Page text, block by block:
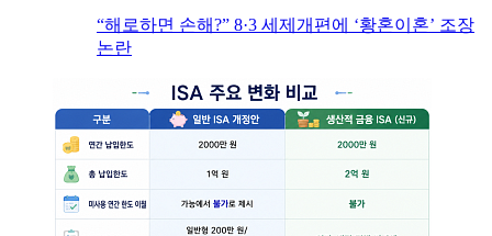
“해로하면 손해?” 8·3 세제개편에 ‘황혼이혼’ 조장
논란